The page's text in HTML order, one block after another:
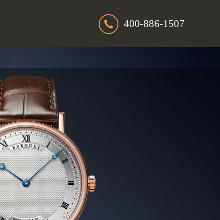
400-886-1507